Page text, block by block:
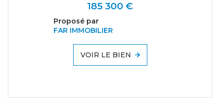
185 300 €
Proposé par
FAR IMMOBILIER
VOIR LE BIEN